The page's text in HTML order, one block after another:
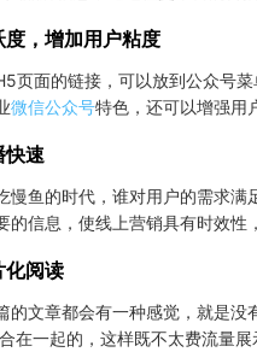
，增加用户粘度
页面的链接，可以放到公众号
微信公众号特色，还可以增强用
快速
慢鱼的时代，谁对用户的需求
信息，使线上营销具有时效性
化阅读
的文章都会有一种感觉，就是
在一起的，这样既不太费流量